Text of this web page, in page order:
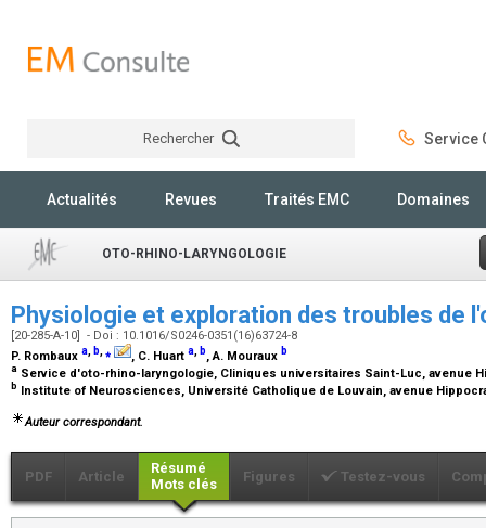
Rechercher Service
Actualités Revues Traités EMC Domaines
OTO-RHINO-LARYNGOLOGIE
Physiologie et exploration des troubles de
[20-285-A-10] - Doi : 10.1016/S0246-0351(16)63724-8
P. Rombaux a, b,⁎ , C. Huart a, b, A. Mouraux b
a Service d'oto-rhino-laryngologie, Cliniques universitaires Saint-Luc, avenue
b Institute of Neurosciences, Université Catholique de Louvain, avenue
Auteur correspondant.
PDF Article
Résumé
Mots clés
Figures Testez-vous